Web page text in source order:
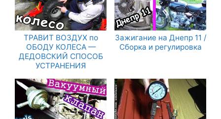
ТРАВИТ ВОЗДУХ по
ОБОДУ КОЛЕСА —
ДЕДОВСКИЙ СПОСОБ
УСТРАНЕНИЯ
Зажигание на Днепр 11 /
Сборка и регулировка